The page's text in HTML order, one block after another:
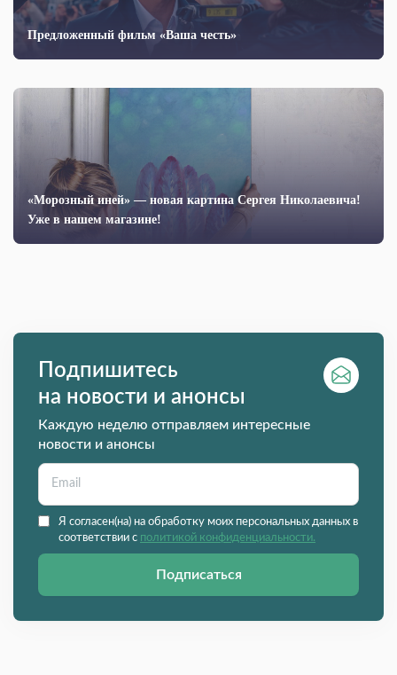
Предложенный фильм «Ваша честь»
«Морозный иней» — новая картина Сергея Николаевича!
Уже в нашем магазине!
Подпишитесь
на новости и анонсы
Каждую неделю отправляем интересные
новости и анонсы
Я согласен(на) на обработку моих персональных данных в
соответствии с политикой конфиденциальности.
Подписаться